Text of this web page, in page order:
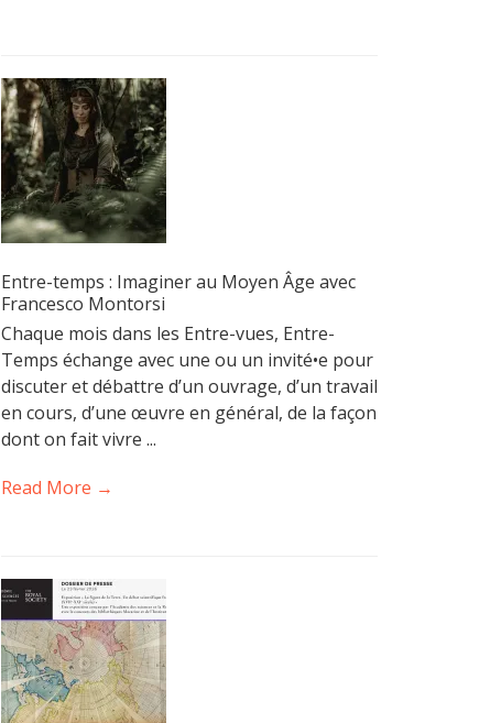
Entre-temps : Imaginer au Moyen Âge avec
Francesco Montorsi
Chaque mois dans les Entre-vues, Entre-
Temps échange avec une ou un invité•e pour
discuter et débattre d’un ouvrage, d’un travail
en cours, d’une œuvre en général, de la façon
dont on fait vivre ...
Read More →